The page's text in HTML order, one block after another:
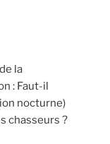
la
: Faut-il
nocturne)
chasseurs ?